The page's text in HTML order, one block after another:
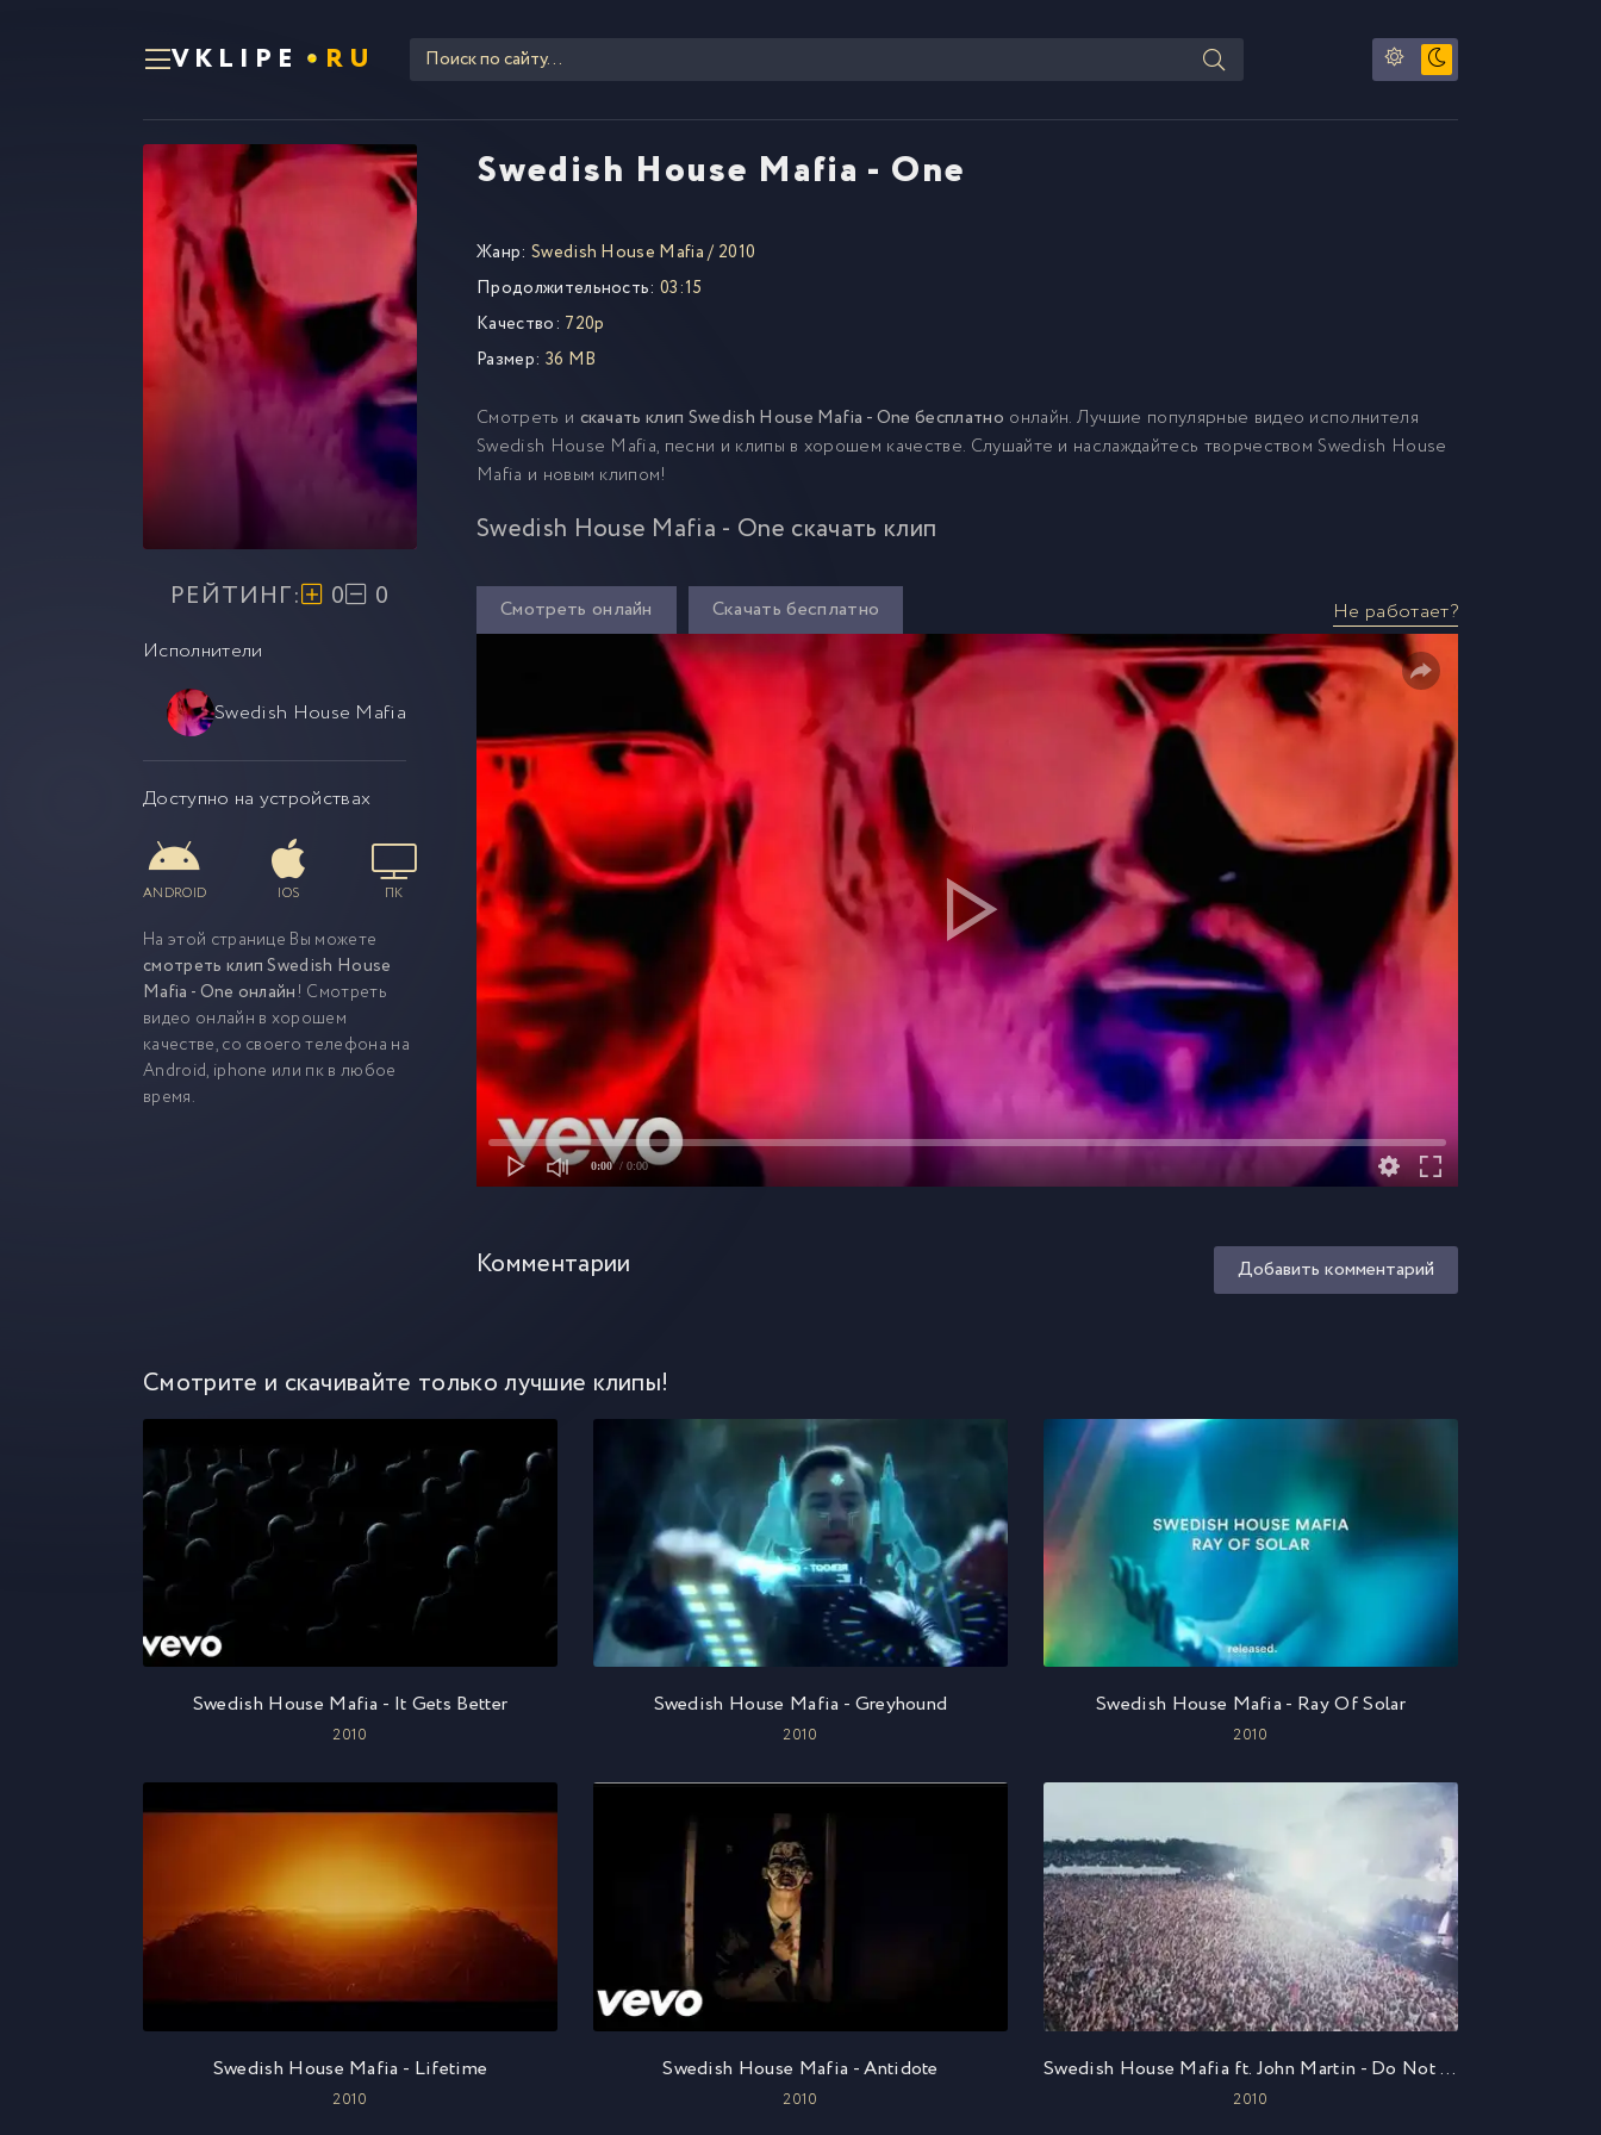
VKLIPE RU
Swedish House Mafia - One
РЕЙТИНГ: 0 0
Исполнители
Swedish House Mafia
Доступно на устройствах
ANDROID IOS ПК
На этой странице Вы можете
смотреть клип Swedish House
Mafia - One онлайн! Смотреть
видео онлайн в хорошем
качестве, со своего телефона на
Android, iphone или пк в любое
время.
Жанр: Swedish House Mafia/ 2010
Продолжительность: 03:15
Качество: 720p
Размер: 36 MB
Смотреть и скачать клип Swedish House Mafia - One бесплатно онлайн. Лучшие популярные видео исполнителя
Swedish House Mafia, песни и клипы в хорошем качестве. Слушайте и наслаждайтесь творчеством Swedish House
Mafia и новым клипом!
Swedish House Mafia - One скачать клип
Смотреть онлайн Скачать бесплатно Не работает?
0:00 / 0:00
Комментарии Добавить комментарий
Смотрите и скачивайте только лучшие клипы!
Swedish House Mafia - It Gets Better
2010
Swedish House Mafia - Greyhound
2010
Swedish House Mafia - Ray Of Solar
2010
Swedish House Mafia - Lifetime
2010
Swedish House Mafia - Antidote
2010
Swedish House Mafia ft. John Martin - Do Not You Worry Child
2010